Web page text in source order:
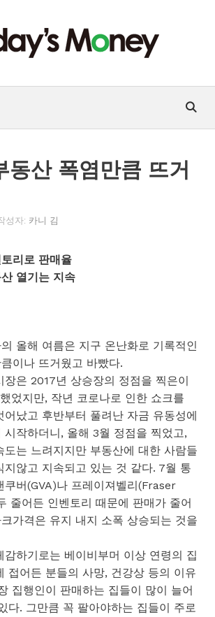
동산 폭염만큼 뜨거
성자: 카니 김
리로 판매율
열기는 지속
올해 여름은 지구 온난화로 기록적인
이나 뜨거웠고 바빴다.
장은 2017년 상승장의 정점을 찍은이
었지만, 작년 코로나로 인한 쇼크를
어났고 후반부터 풀려난 자금 유동성에
시작하더니, 올해 3월 정점을 찍었고,
도는 느려지지만 부동산에 대한 사람들
지않고 지속되고 있는 것 같다. 7월 통
쿠버(GVA)나 프레이져벨리(Fraser
줄어든 인벤토리 때문에 판매가 줄어
가격은 유지 내지 소폭 상승되는 것을
감하기로는 베이비부머 이상 연령의 집
접어든 분들의 사망, 건강상 등의 이유
집행인이 판매하는 집들이 많이 늘어
다. 그만큼 꼭 팔아야하는 집들이 주로